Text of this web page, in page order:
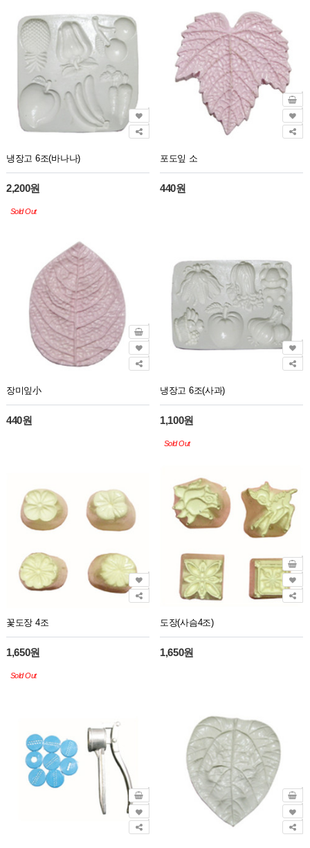
냉장고 6조(바나나)
2,200원
Sold Out
포도잎 소
440원
장미잎小
440원
냉장고 6조(사과)
1,100원
Sold Out
꽃도장 4조
1,650원
Sold Out
도장(사슴4조)
1,650원